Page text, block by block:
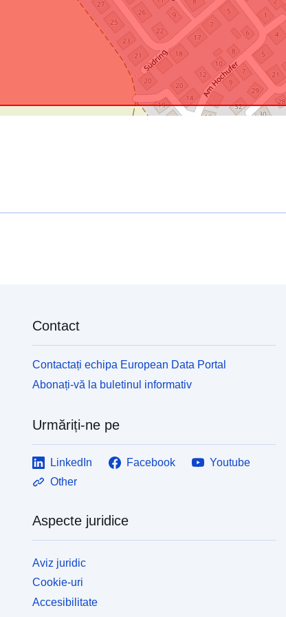
Contact
Contactați echipa European Data Portal
Abonați-vă la buletinul informativ
Urmăriți-ne pe
LinkedIn Facebook
Youtube
Other
Aspecte juridice
Aviz juridic
Cookie-uri
Accesibilitate